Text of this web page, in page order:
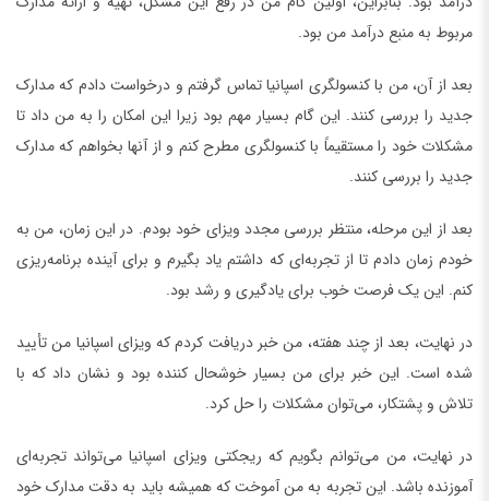
مربوط به منبع درآمد من بود.
بعد از آن، من با کنسولگری اسپانیا تماس گرفتم و درخواست دادم که مدارک
جدید را بررسی کنند. این گام بسیار مهم بود زیرا این امکان را به من داد تا
مشکلات خود را مستقیماً با کنسولگری مطرح کنم و از آنها بخواهم که مدارک
جدید را بررسی کنند.
بعد از این مرحله، منتظر بررسی مجدد ویزای خود بودم. در این زمان، من به
خودم زمان دادم تا از تجربه‌ای که داشتم یاد بگیرم و برای آینده برنامه‌ریزی
کنم. این یک فرصت خوب برای یادگیری و رشد بود.
در نهایت، بعد از چند هفته، من خبر دریافت کردم که ویزای اسپانیا من تأیید
شده است. این خبر برای من بسیار خوشحال کننده بود و نشان داد که با
تلاش و پشتکار، می‌توان مشکلات را حل کرد.
در نهایت، من می‌توانم بگویم که ریجکتی ویزای اسپانیا می‌تواند تجربه‌ای
آموزنده باشد. این تجربه به من آموخت که همیشه باید به دقت مدارک خود